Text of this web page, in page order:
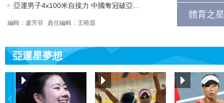
亞運男子4x100米自接力 中國奪冠破亞...
編輯：盧芳菲 責任編輯：王曉遐
體育之
亞運星夢想